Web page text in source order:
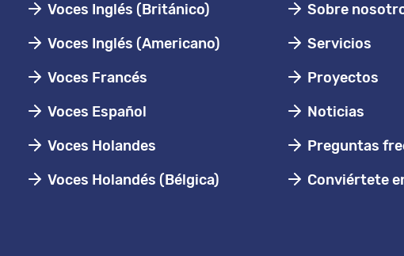
Voces Inglés (Británico)
Voces Inglés (Americano)
Voces Francés
Voces Español
Voces Holandes
Voces Holandés (Bélgica)
Sobre
Servicios
Proyectos
Noticias
Preguntas
Conviértete